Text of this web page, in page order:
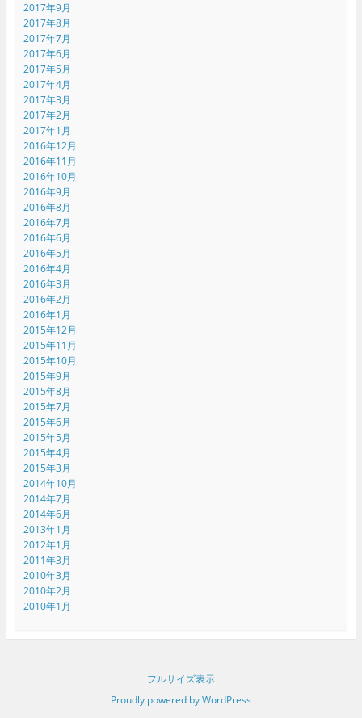
2017年9月
2017年8月
2017年7月
2017年6月
2017年5月
2017年4月
2017年3月
2017年2月
2017年1月
2016年12月
2016年11月
2016年10月
2016年9月
2016年8月
2016年7月
2016年6月
2016年5月
2016年4月
2016年3月
2016年2月
2016年1月
2015年12月
2015年11月
2015年10月
2015年9月
2015年8月
2015年7月
2015年6月
2015年5月
2015年4月
2015年3月
2014年10月
2014年7月
2014年6月
2013年1月
2012年1月
2011年3月
2010年3月
2010年2月
2010年1月
フルサイズ表示
Proudly powered by WordPress